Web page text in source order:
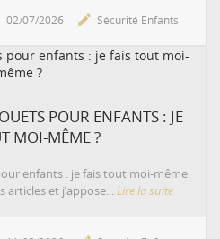
02/07/2026  Sécurité Enfants
POUR ENFANTS : JE
MOI-MÊME ?
enfants : je fais tout moi-même
articles et j’appose...Lire la suite